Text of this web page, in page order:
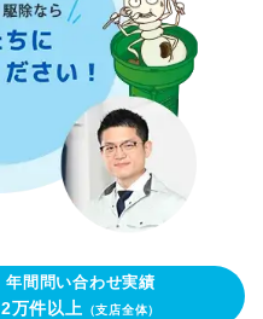
年間問い合わせ実績
2万件以上 （支店全体）